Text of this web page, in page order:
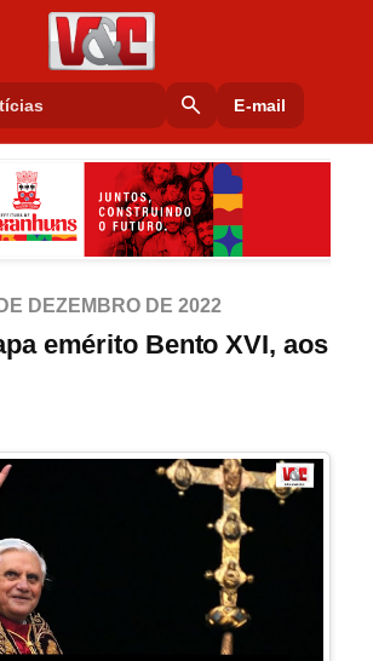
search E-mail
DEZEMBRO DE 2022
emérito Bento XVI, aos